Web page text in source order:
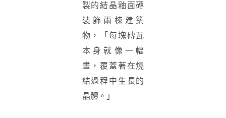
製的結晶釉面磚
裝飾兩棟建築
物，「每塊磚瓦
本身就像一幅
畫，覆蓋著在燒
結過程中生長的
晶體。」